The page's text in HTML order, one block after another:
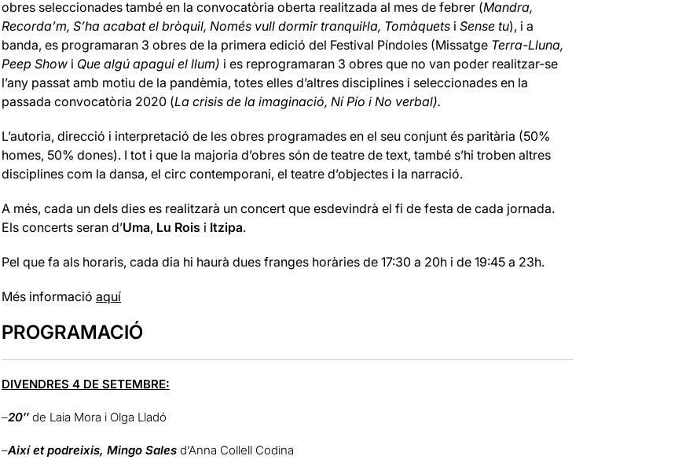
obres seleccionades també en la convocatòria oberta realitzada al mes de febrer (Mandra,
Recorda’m, S’ha acabat el bròquil, Només vull dormir tranquil·la, Tomàquets i Sense tu), i a
banda, es programaran 3 obres de la primera edició del Festival Píndoles(Missatge Terra-Lluna,
Peep Show i Que algú apagui el llum) i es reprogramaran 3 obres que no van poder realitzar-se
l’any passat amb motiu de la pandèmia, totes elles d’altres disciplines i seleccionades en la
passada convocatòria 2020 (La crisis de la imaginació, Ní Pío i No verbal).
L’autoria, direcció i interpretació de lesobres programades en el seu conjunt és paritària (50%
homes, 50% dones). I tot i que la majoria d’obres són de teatre de text, també s’hi troben altres
disciplines com la dansa, el circ contemporani, el teatre d’objectes i la narració.
A més, cada un dels dies es realitzarà un concert que esdevindrà el fi de festa de cada jornada.
Els concerts seran d’Uma, Lu Rois i Itzipa.
Pel que fa als horaris, cada dia hi haurà dues franges horàries de 17:30 a 20h i de 19:45 a 23h.
Més informació aquí
PROGRAMACIÓ
DIVENDRES 4 DE SETEMBRE:
–20″de Laia Mora i Olga Lladó
–Així et podreixis, Mingo Sales d’Anna Collell Codina